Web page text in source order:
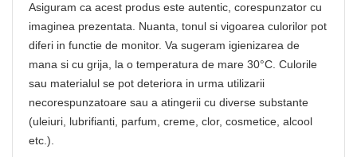
Asiguram ca acest produs este autentic, corespunzator cu
imaginea prezentata. Nuanta, tonul si vigoarea culorilor pot
diferi in functie de monitor. Va sugeram igienizarea de
mana si cu grija, la o temperatura de mare 30°C. Culorile
sau materialul se pot deteriora in urma utilizarii
necorespunzatoare sau a atingerii cu diverse substante
(uleiuri, lubrifianti, parfum, creme, clor, cosmetice, alcool
etc.).